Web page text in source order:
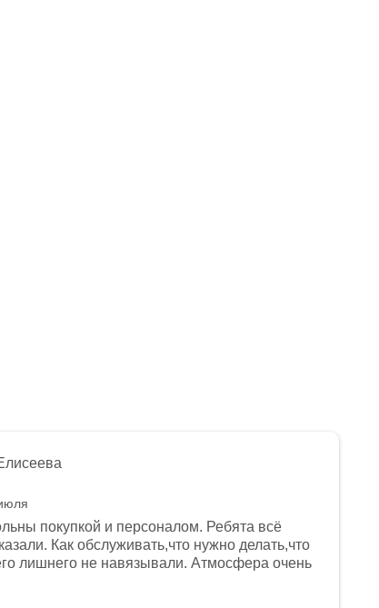
покупкой и персоналом. Ребята всё
Как обслуживать,что нужно делать,что
лишнего не навязывали. Атмосфера очень